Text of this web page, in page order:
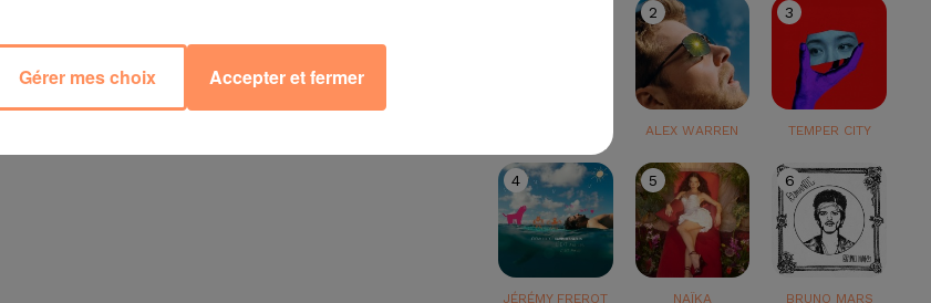
2
ALEX WARREN
3
TEMPER CITY
4
JÉRÉMY FREROT
5
NAÏKA
6
BRUNO MARS
Gérer mes choix Accepter et fermer